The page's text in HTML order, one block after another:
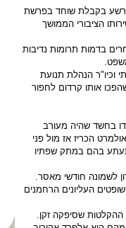
בקבלת שוחד בפרשת
הציבורי הממושך
בדמות תרומות נדיבות
וכיו"ר הנהלת תנועת
אותו קרדום לחפור
בחשד שהיה מעורב
הכריז אז מול פני
בהם במתק שפתיו
לשמונה חודשי מאסר.
העליונים הרחמנים
שסיפקה זקן.